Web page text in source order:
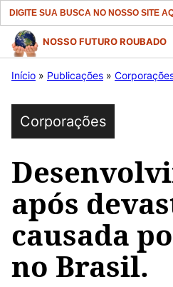
Search
for:
Pular
para
conteúdo
NOSSO FUTURO ROUBADO
Início » Publicações »
Corporações
após
causada
no Brasil.